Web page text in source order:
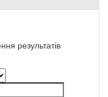
результатів